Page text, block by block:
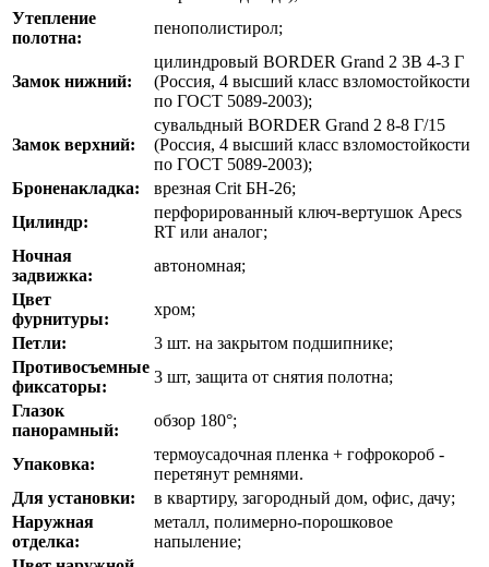
Утепление
полотна:
пенополистирол;
Замок нижний:
цилиндровый BORDER Grand 2 ЗВ 4-3 Г
(Россия, 4 высший класс взломостойкости
по ГОСТ 5089-2003);
Замок верхний:
сувальдный BORDER Grand 2 8-8 Г/15
(Россия, 4 высший класс взломостойкости
по ГОСТ 5089-2003);
Броненакладка:
врезная Crit БН-26;
Цилиндр:
перфорированный ключ-вертушок Apecs
RT или аналог;
Ночная
задвижка:
автономная;
Цвет
фурнитуры:
хром;
Петли:
3 шт. на закрытом подшипнике;
Противосъемные
фиксаторы:
3 шт, защита от снятия полотна;
Глазок
панорамный:
обзор 180°;
Упаковка:
термоусадочная пленка + гофрокороб -
перетянут ремнями.
Для установки:
в квартиру, загородный дом, офис, дачу;
Наружная
отделка:
металл, полимерно-порошковое
напыление;